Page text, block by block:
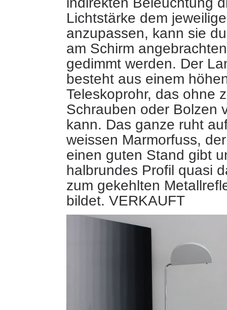
Lichtstärke dem
anzupassen, kann sie
am Schirm
gedimmt werden. Der
besteht aus einem
Teleskoprohr, das ohne
Schrauben oder Bolzen
kann. Das ganze ruht
weissen Marmorfuss,
einen guten Stand gibt
halbrundes Profil quasi
zum gekehlten
bildet. VERKAUFT